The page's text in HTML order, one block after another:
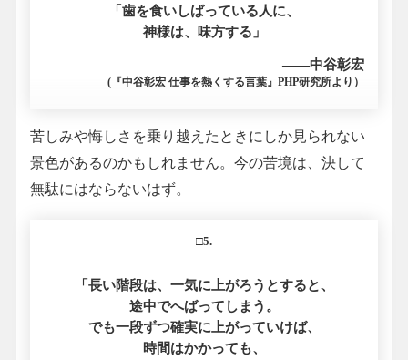
「歯を食いしばっている人に、
神様は、味方する」
――中谷彰宏
(『中谷彰宏 仕事を熱くする言葉』PHP研究所より）
苦しみや悔しさを乗り越えたときにしか見られない
景色があるのかもしれません。今の苦境は、決して
無駄にはならないはず。
□5.
「長い階段は、一気に上がろうとすると、
途中でへばってしまう。
でも一段ずつ確実に上がっていけば、
時間はかかっても、